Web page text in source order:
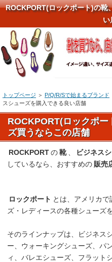
ROCKPORT(ロックポート)の靴
い
トップページ ＞ P/Q/R/Sで始まるブランド
スシューズを購入できる良い店舗
ROCKPORT(ロックポ
ズ買うならこの店舗
ROCKPORTの 靴 ビジネス
しているなら、おすすめの 販売
ロックポート とは、アメリカで
ズ・レディースの各種シューズ
そのラインナップは、ビジネス
ー、ウォーキングシューズ、パ
ィ、バレエシューズ、フラット